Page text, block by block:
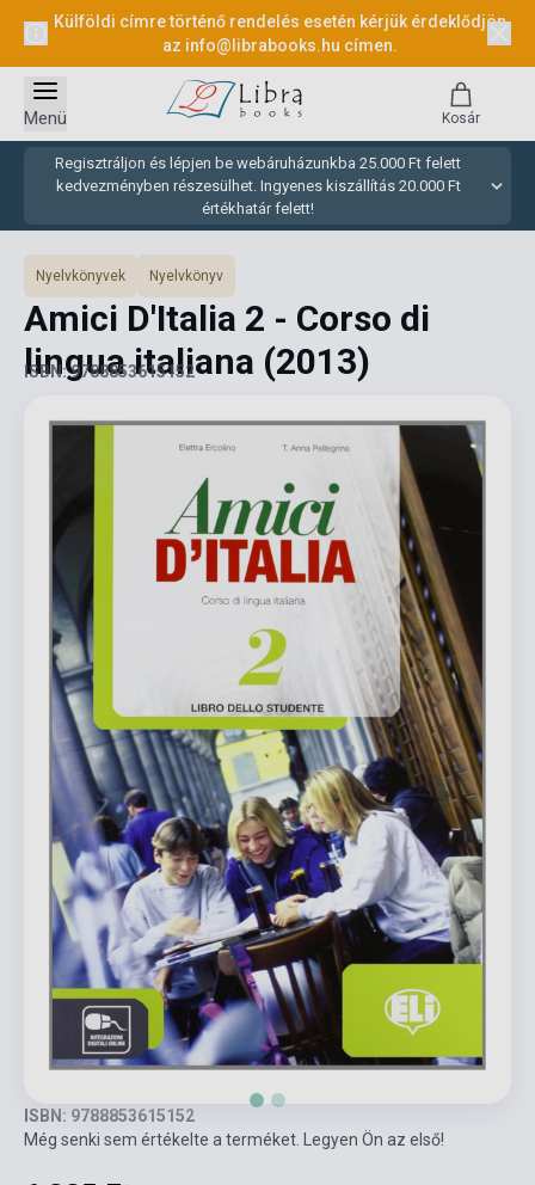
Külföldi címre történő rendelés esetén kérjük érdeklődjön
az info@librabooks.hu címen.
Regisztráljon és lépjen be webáruházunkba 25.000 Ft felett
kedvezményben részesülhet. Ingyenes kiszállítás 20.000 Ft
értékhatár felett!
Menü Kosár
Nyelvkönyvek Nyelvkönyv
Amici D'Italia 2 - Corso di
lingua italiana (2013)
ISBN: 9788853615152
ISBN: 9788853615152
Még senki sem értékelte a terméket. Legyen Ön az első!